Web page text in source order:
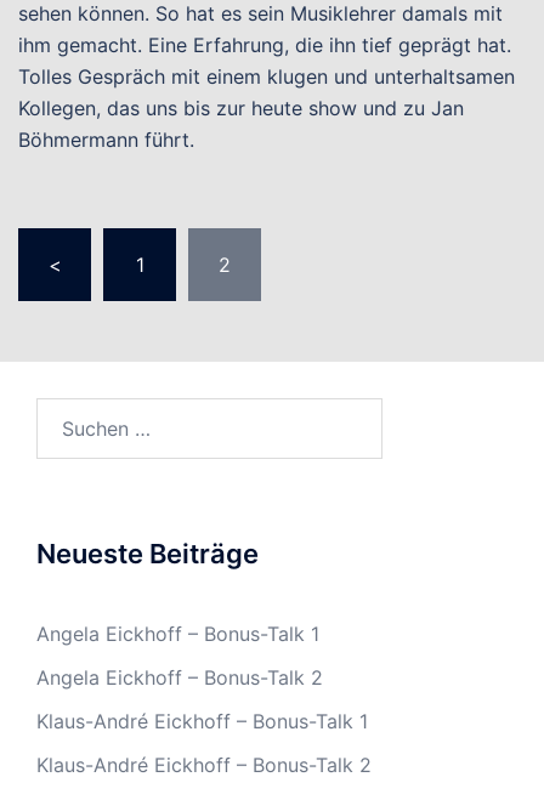
sehen können. So hat es sein Musiklehrer damals mit
ihm gemacht. Eine Erfahrung, die ihn tief geprägt hat.
Tolles Gespräch mit einem klugen und unterhaltsamen
Kollegen, das uns bis zur heute show und zu Jan
Böhmermann führt.
der
Beiträge
< 1 2
Neueste Beiträge
Angela Eickhoff – Bonus-Talk 1
Angela Eickhoff – Bonus-Talk 2
Klaus-André Eickhoff – Bonus-Talk 1
Klaus-André Eickhoff – Bonus-Talk 2